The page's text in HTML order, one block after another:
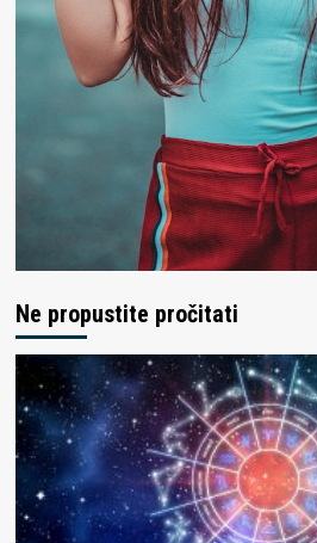
Ne propustite pročitati